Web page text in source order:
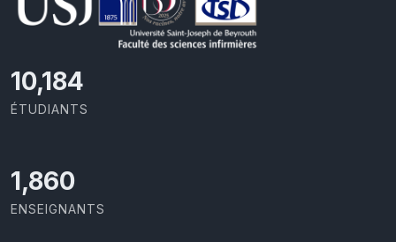
10,801
ÉTUDIANTS
1,973
ENSEIGNANTS